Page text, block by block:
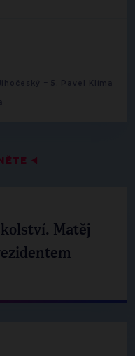
◀
Matěj
- 5. Pavel Klíma